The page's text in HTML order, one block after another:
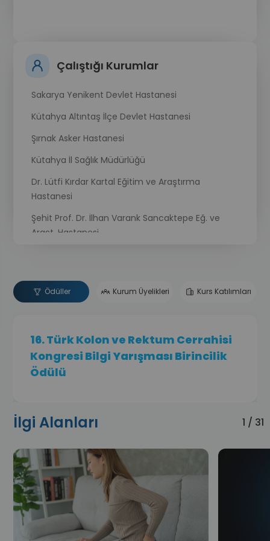
Çalıştığı Kurumlar
Sakarya Yenikent Devlet Hastanesi
Kütahya Altıntaş İlçe Devlet Hastanesi
Şırnak Asker Hastanesi
Kütahya İl Sağlık Müdürlüğü
Dr. Lütfi Kırdar Kartal Eğitim ve Araştırma
Hastanesi
Şehit Prof. Dr. İlhan Varank Sancaktepe Eğ. ve
Araşt. Hastanesi
Ödüller Kurum Üyelikleri Kurs Katılımları
16. Türk Kolon ve Rektum Cerrahisi
Kongresi Bilgi Yarışması Birincilik
Ödülü
İlgi Alanları 1 / 31